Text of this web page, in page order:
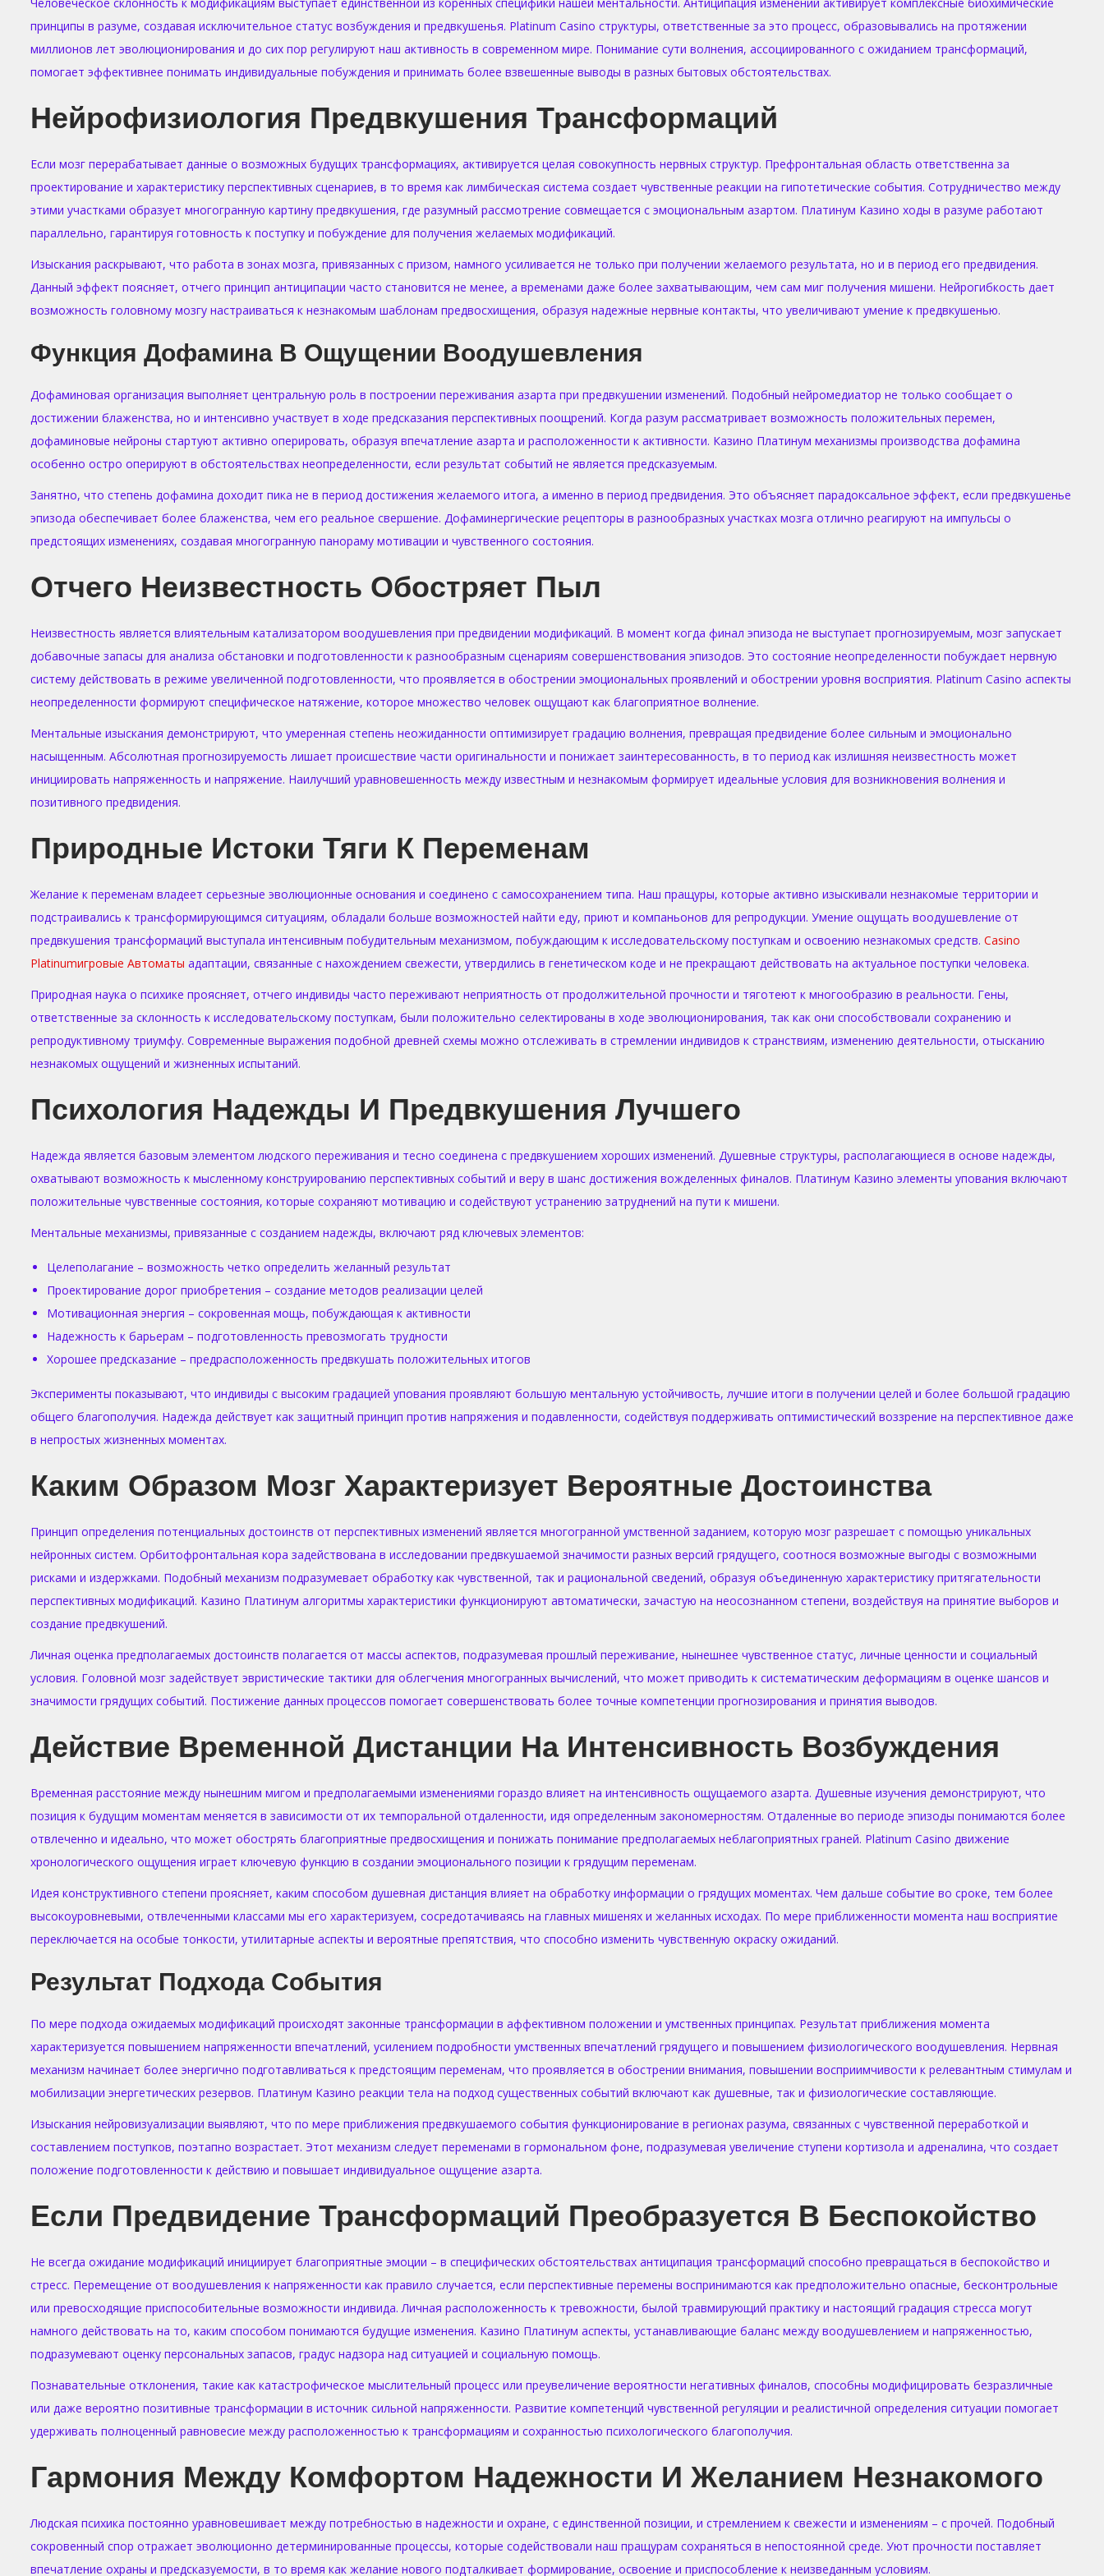
o
n
принципы в разуме, создавая исключительное статус возбуждения и предвкушенья. Platinum Casino структуры, ответственные за это процесс, образовывались на протяжении
миллионов лет эволюционирования и до сих пор регулируют наш активность в современном мире. Понимание сути волнения, ассоциированного с ожиданием трансформаций,
помогает эффективнее понимать индивидуальные побуждения и принимать более взвешенные выводы в разных бытовых обстоятельствах.
Нейрофизиология Предвкушения Трансформаций
Если мозг перерабатывает данные о возможных будущих трансформациях, активируется целая совокупность нервных структур. Префронтальная область ответственна за
проектирование и характеристику перспективных сценариев, в то время как лимбическая система создает чувственные реакции на гипотетические события. Сотрудничество между
этими участками образует многогранную картину предвкушения, где разумный рассмотрение совмещается с эмоциональным азартом. Платинум Казино ходы в разуме работают
параллельно, гарантируя готовность к поступку и побуждение для получения желаемых модификаций.
Изыскания раскрывают, что работа в зонах мозга, привязанных с призом, намного усиливается не только при получении желаемого результата, но и в период его предвидения.
Данный эффект поясняет, отчего принцип антиципации часто становится не менее, а временами даже более захватывающим, чем сам миг получения мишени. Нейрогибкость дает
возможность головному мозгу настраиваться к незнакомым шаблонам предвосхищения, образуя надежные нервные контакты, что увеличивают умение к предвкушенью.
Функция Дофамина В Ощущении Воодушевления
Дофаминовая организация выполняет центральную роль в построении переживания азарта при предвкушении изменений. Подобный нейромедиатор не только сообщает о
достижении блаженства, но и интенсивно участвует в ходе предсказания перспективных поощрений. Когда разум рассматривает возможность положительных перемен,
дофаминовые нейроны стартуют активно оперировать, образуя впечатление азарта и расположенности к активности. Казино Платинум механизмы производства дофамина
особенно остро оперируют в обстоятельствах неопределенности, если результат событий не является предсказуемым.
Занятно, что степень дофамина доходит пика не в период достижения желаемого итога, а именно в период предвидения. Это объясняет парадоксальное эффект, если предвкушенье
эпизода обеспечивает более блаженства, чем его реальное свершение. Дофаминергические рецепторы в разнообразных участках мозга отлично реагируют на импульсы о
предстоящих изменениях, создавая многогранную панораму мотивации и чувственного состояния.
Отчего Неизвестность Обостряет Пыл
Неизвестность является влиятельным катализатором воодушевления при предвидении модификаций. В момент когда финал эпизода не выступает прогнозируемым, мозг запускает
добавочные запасы для анализа обстановки и подготовленности к разнообразным сценариям совершенствования эпизодов. Это состояние неопределенности побуждает нервную
систему действовать в режиме увеличенной подготовленности, что проявляется в обострении эмоциональных проявлений и обострении уровня восприятия. Platinum Casino аспекты
неопределенности формируют специфическое натяжение, которое множество человек ощущают как благоприятное волнение.
Ментальные изыскания демонстрируют, что умеренная степень неожиданности оптимизирует градацию волнения, превращая предвидение более сильным и эмоционально
насыщенным. Абсолютная прогнозируемость лишает происшествие части оригинальности и понижает заинтересованность, в то период как излишняя неизвестность может
инициировать напряженность и напряжение. Наилучший уравновешенность между известным и незнакомым формирует идеальные условия для возникновения волнения и
позитивного предвидения.
Природные Истоки Тяги К Переменам
Желание к переменам владеет серьезные эволюционные основания и соединено с самосохранением типа. Наш пращуры, которые активно изыскивали незнакомые территории и
подстраивались к трансформирующимся ситуациям, обладали больше возможностей найти еду, приют и компаньонов для репродукции. Умение ощущать воодушевление от
предвкушения трансформаций выступала интенсивным побудительным механизмом, побуждающим к исследовательскому поступкам и освоению незнакомых средств. Casino
Platinumигровые Автоматы адаптации, связанные с нахождением свежести, утвердились в генетическом коде и не прекращают действовать на актуальное поступки человека.
Природная наука о психике проясняет, отчего индивиды часто переживают неприятность от продолжительной прочности и тяготеют к многообразию в реальности. Гены,
ответственные за склонность к исследовательскому поступкам, были положительно селектированы в ходе эволюционирования, так как они способствовали сохранению и
репродуктивному триумфу. Современные выражения подобной древней схемы можно отслеживать в стремлении индивидов к странствиям, изменению деятельности, отысканию
незнакомых ощущений и жизненных испытаний.
Психология Надежды И Предвкушения Лучшего
Надежда является базовым элементом людского переживания и тесно соединена с предвкушением хороших изменений. Душевные структуры, располагающиеся в основе надежды,
охватывают возможность к мысленному конструированию перспективных событий и веру в шанс достижения вожделенных финалов. Платинум Казино элементы упования включают
положительные чувственные состояния, которые сохраняют мотивацию и содействуют устранению затруднений на пути к мишени.
Ментальные механизмы, привязанные с созданием надежды, включают ряд ключевых элементов:
Целеполагание – возможность четко определить желанный результат
Проектирование дорог приобретения – создание методов реализации целей
Мотивационная энергия – сокровенная мощь, побуждающая к активности
Надежность к барьерам – подготовленность превозмогать трудности
Хорошее предсказание – предрасположенность предвкушать положительных итогов
Эксперименты показывают, что индивиды с высоким градацией упования проявляют большую ментальную устойчивость, лучшие итоги в получении целей и более большой градацию
общего благополучия. Надежда действует как защитный принцип против напряжения и подавленности, содействуя поддерживать оптимистический воззрение на перспективное даже
в непростых жизненных моментах.
Каким Образом Мозг Характеризует Вероятные Достоинства
Принцип определения потенциальных достоинств от перспективных изменений является многогранной умственной заданием, которую мозг разрешает с помощью уникальных
нейронных систем. Орбитофронтальная кора задействована в исследовании предвкушаемой значимости разных версий грядущего, соотнося возможные выгоды с возможными
рисками и издержками. Подобный механизм подразумевает обработку как чувственной, так и рациональной сведений, образуя объединенную характеристику притягательности
перспективных модификаций. Казино Платинум алгоритмы характеристики функционируют автоматически, зачастую на неосознанном степени, воздействуя на принятие выборов и
создание предвкушений.
Личная оценка предполагаемых достоинств полагается от массы аспектов, подразумевая прошлый переживание, нынешнее чувственное статус, личные ценности и социальный
условия. Головной мозг задействует эвристические тактики для облегчения многогранных вычислений, что может приводить к систематическим деформациям в оценке шансов и
значимости грядущих событий. Постижение данных процессов помогает совершенствовать более точные компетенции прогнозирования и принятия выводов.
Действие Временной Дистанции На Интенсивность Возбуждения
Временная расстояние между нынешним мигом и предполагаемыми изменениями гораздо влияет на интенсивность ощущаемого азарта. Душевные изучения демонстрируют, что
позиция к будущим моментам меняется в зависимости от их темпоральной отдаленности, идя определенным закономерностям. Отдаленные во периоде эпизоды понимаются более
отвлеченно и идеально, что может обострять благоприятные предвосхищения и понижать понимание предполагаемых неблагоприятных граней. Platinum Casino движение
хронологического ощущения играет ключевую функцию в создании эмоционального позиции к грядущим переменам.
Идея конструктивного степени проясняет, каким способом душевная дистанция влияет на обработку информации о грядущих моментах. Чем дальше событие во сроке, тем более
высокоуровневыми, отвлеченными классами мы его характеризуем, сосредотачиваясь на главных мишенях и желанных исходах. По мере приближенности момента наш восприятие
переключается на особые тонкости, утилитарные аспекты и вероятные препятствия, что способно изменить чувственную окраску ожиданий.
Результат Подхода События
По мере подхода ожидаемых модификаций происходят законные трансформации в аффективном положении и умственных принципах. Результат приближения момента
характеризуется повышением напряженности впечатлений, усилением подробности умственных впечатлений грядущего и повышением физиологического воодушевления. Нервная
механизм начинает более энергично подготавливаться к предстоящим переменам, что проявляется в обострении внимания, повышении восприимчивости к релевантным стимулам и
мобилизации энергетических резервов. Платинум Казино реакции тела на подход существенных событий включают как душевные, так и физиологические составляющие.
Изыскания нейровизуализации выявляют, что по мере приближения предвкушаемого события функционирование в регионах разума, связанных с чувственной переработкой и
составлением поступков, поэтапно возрастает. Этот механизм следует переменами в гормональном фоне, подразумевая увеличение ступени кортизола и адреналина, что создает
положение подготовленности к действию и повышает индивидуальное ощущение азарта.
Если Предвидение Трансформаций Преобразуется В Беспокойство
Не всегда ожидание модификаций инициирует благоприятные эмоции – в специфических обстоятельствах антиципация трансформаций способно превращаться в беспокойство и
стресс. Перемещение от воодушевления к напряженности как правило случается, если перспективные перемены воспринимаются как предположительно опасные, бесконтрольные
или превосходящие приспособительные возможности индивида. Личная расположенность к тревожности, былой травмирующий практику и настоящий градация стресса могут
намного действовать на то, каким способом понимаются будущие изменения. Казино Платинум аспекты, устанавливающие баланс между воодушевлением и напряженностью,
подразумевают оценку персональных запасов, градус надзора над ситуацией и социальную помощь.
Познавательные отклонения, такие как катастрофическое мыслительный процесс или преувеличение вероятности негативных финалов, способны модифицировать безразличные
или даже вероятно позитивные трансформации в источник сильной напряженности. Развитие компетенций чувственной регуляции и реалистичной определения ситуации помогает
удерживать полноценный равновесие между расположенностью к трансформациям и сохранностью психологического благополучия.
Гармония Между Комфортом Надежности И Желанием Незнакомого
Людская психика постоянно уравновешивает между потребностью в надежности и охране, с единственной позиции, и стремлением к свежести и изменениям – с прочей. Подобный
сокровенный спор отражает эволюционно детерминированные процессы, которые содействовали наш пращурам сохраняться в непостоянной среде. Уют прочности поставляет
впечатление охраны и предсказуемости, в то время как желание нового подталкивает формирование, освоение и приспособление к неизведанным условиям.